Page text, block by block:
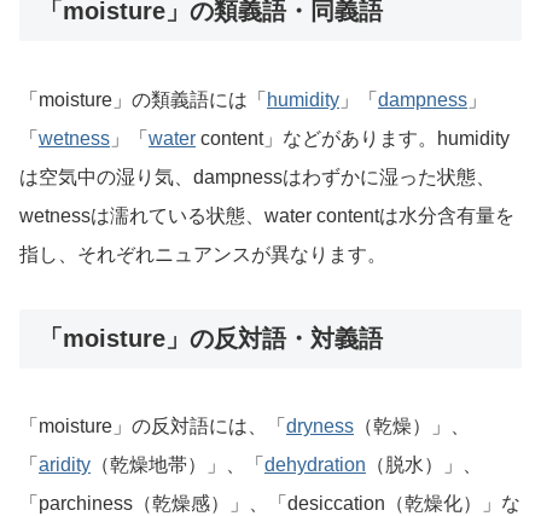
「moisture」の類義語・同義語
「moisture」の類義語には「 humidity 」「 dampness 」
「 wetness 」「 water content」などがあります。humidity
は空気中の湿り気、dampnessはわずかに湿った状態、
wetnessは濡れている状態、water contentは水分含有量を
指し、それぞれニュアンスが異なります。
「moisture」の反対語・対義語
「moisture」の反対語には、「 dryness （乾燥）」、
「 aridity （乾燥地帯）」、「 dehydration （脱水）」、
「parchiness（乾燥感）」、「desiccation（乾燥化）」な